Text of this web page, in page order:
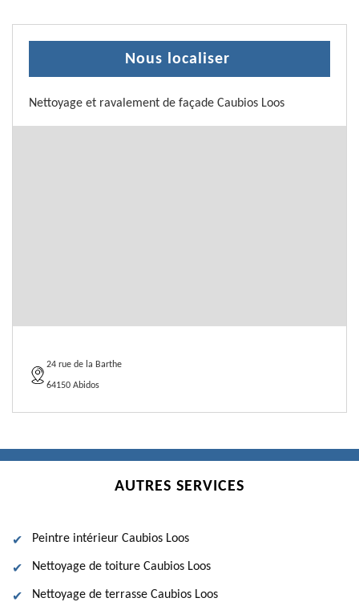
Nous localiser
Nettoyage et ravalement de façade Caubios Loos
24 rue de la Barthe
64150 Abidos
AUTRES SERVICES
Peintre intérieur Caubios Loos
Nettoyage de toiture Caubios Loos
Nettoyage de terrasse Caubios Loos